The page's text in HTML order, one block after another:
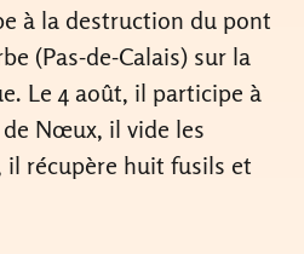
à la destruction du pont
(Pas-de-Calais) sur la
Le 4 août, il participe à
Nœux, il vide les
il récupère huit fusils et